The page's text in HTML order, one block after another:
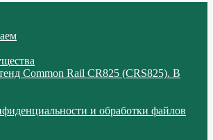
Common Rail CR825 (CRS825). В
и обработки файлов